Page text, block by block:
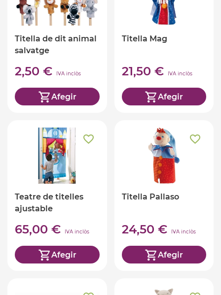
Titella de dit animal
salvatge
2,50 € IVA inclòs
Afegir
Titella Mag
21,50 € IVA inclòs
Afegir
Teatre de titelles
ajustable
65,00 € IVA inclòs
Afegir
Titella Pallaso
24,50 € IVA inclòs
Afegir